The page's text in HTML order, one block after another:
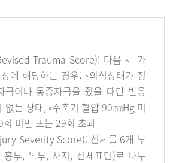
Trauma Score): 다음 세 가
에 해당하는 경우; ◦의식상태가 정
극이나 통증자극을 줬을 때만 반응
없는 상태, ◦수축기 혈압 90㎜Hg 미
회 미만 또는 29회 초과
Severity Score): 신체를 6개 부
흉부, 복부, 사지, 신체표면)로 나누